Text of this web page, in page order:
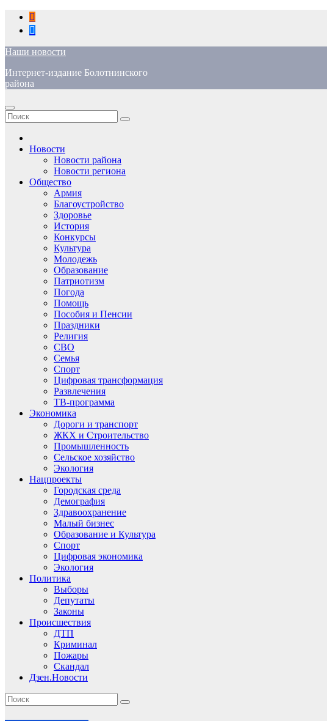
Перейти
содержимому
Наши новости
Интернет-издание Болотнинского
района
Новости
Новости района
Новости региона
Общество
Армия
Благоустройство
Здоровье
История
Конкурсы
Культура
Молодежь
Образование
Патриотизм
Погода
Помощь
Пособия и Пенсии
Праздники
Религия
СВО
Семья
Спорт
Цифровая трансформация
Развлечения
ТВ-программа
Экономика
Дороги и транспорт
ЖКХ и Строительство
Промышленность
Сельское хозяйство
Экология
Нацпроекты
Городская среда
Демография
Здравоохранение
Малый бизнес
Образование и Культура
Спорт
Цифровая экономика
Экология
Политика
Выборы
Депутаты
Законы
Происшествия
ДТП
Криминал
Пожары
Скандал
Дзен.Новости